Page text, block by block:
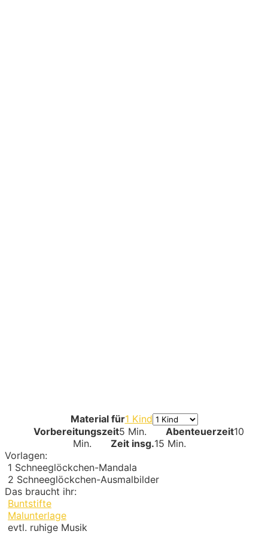
Material für1 Kind
Vorbereitungszeit5 Min. Abenteuerzeit10
Min.
Zeit insg.15 Min.
Vorlagen:
1 Schneeglöckchen-Mandala
2 Schneeglöckchen-Ausmalbilder
Das braucht ihr:
Buntstifte
Malunterlage
evtl. ruhige Musik